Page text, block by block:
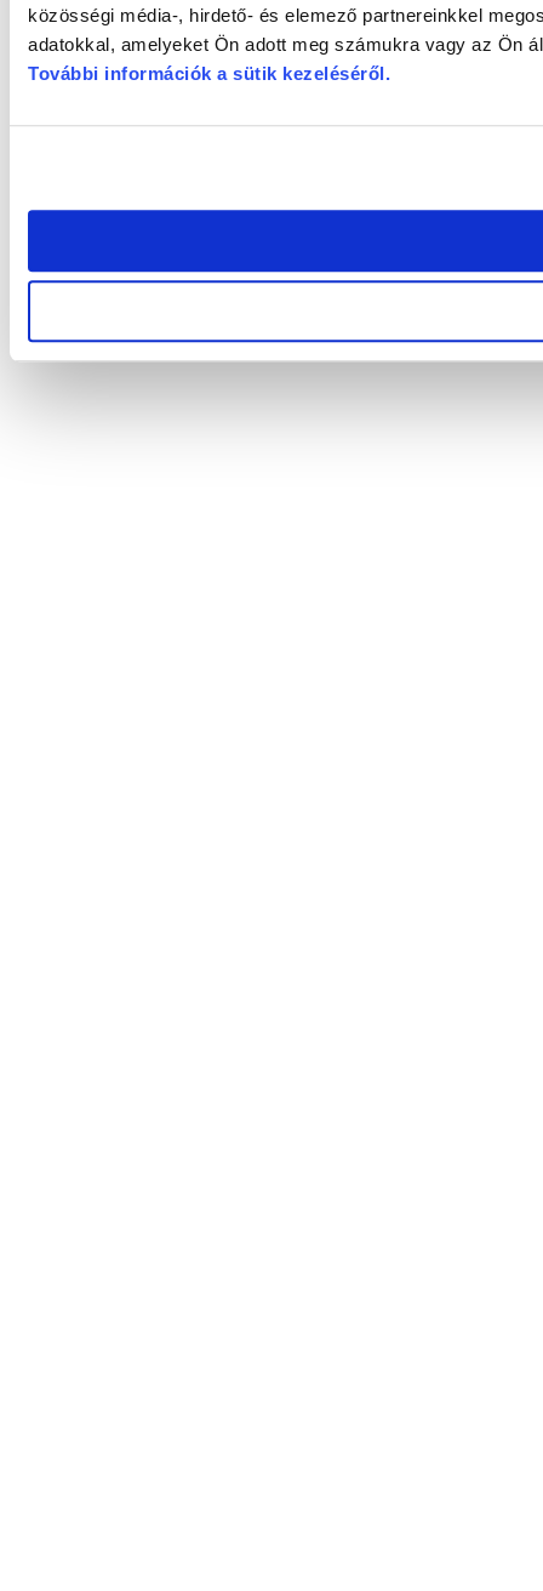
közösségi média-, hirdető- és elemező partnereinkkel
adatokkal, amelyeket Ön adott meg számukra vagy az Ön
További információk a sütik kezeléséről.